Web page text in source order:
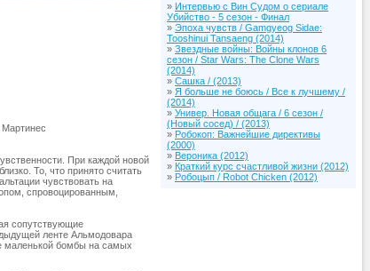
При каждой новой
То, что принято считать
чувствовать на
спровоцированным,
сопутствующие
ленте Альмодовара
маленькой бомбы на самых
» Интервью с Вин Судом о сериале
Убийство - 5 сезон - Финал
» Эпоха чувств / Gamgyeog Sidae:
Tooshinui Tansaeng (2014)
» Звездные войны: Войны клонов 6
сезон / Star Wars: The Clone Wars
(2014)
» Сашка / (2013)
» Я больше не боюсь / Все к лучшему /
(2014)
» Универ. Новая общага / 6 сезон /
(Новый сосед) / (2013)
» Робокоп: Важнейшие директивы
(2000)
» Вероника (2012)
» Краткий курс счастливой жизни (2012)
» Робоцып / Robot Chicken (2012)